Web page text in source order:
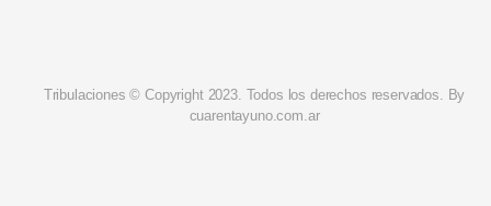
Tribulaciones © Copyright 2023. Todos los derechos reservados. By
cuarentayuno.com.ar